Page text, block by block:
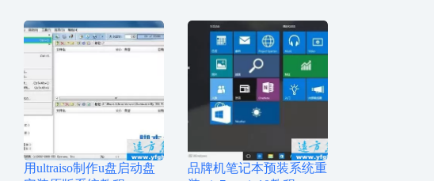
用ultraiso制作u盘启动盘
品牌机笔记本预装系统重